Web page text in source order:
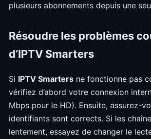
plusieurs abonnements depuis une
Résoudre les problèmes
d’IPTV Smarters
Si IPTV Smarters ne fonctionne pas
vérifiez d’abord votre connexion
Mbps pour le HD). Ensuite, assurez-
identifiants sont corrects. Si les
lentement, essayez de changer le